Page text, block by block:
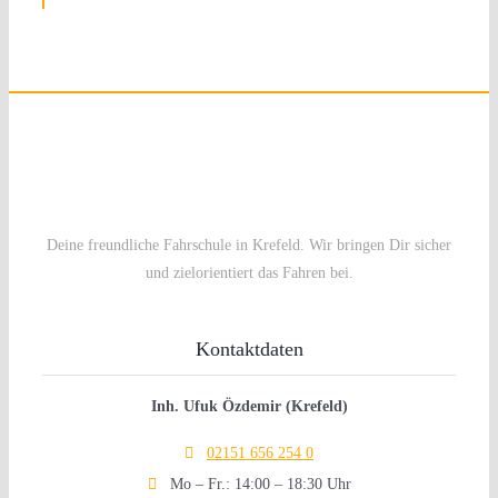
Deine freundliche Fahrschule in Krefeld. Wir bringen Dir sicher
und zielorientiert das Fahren bei.
Kontaktdaten
Inh. Ufuk Özdemir (Krefeld)
 02151 656 254 0
 Mo – Fr.: 14:00 – 18:30 Uhr